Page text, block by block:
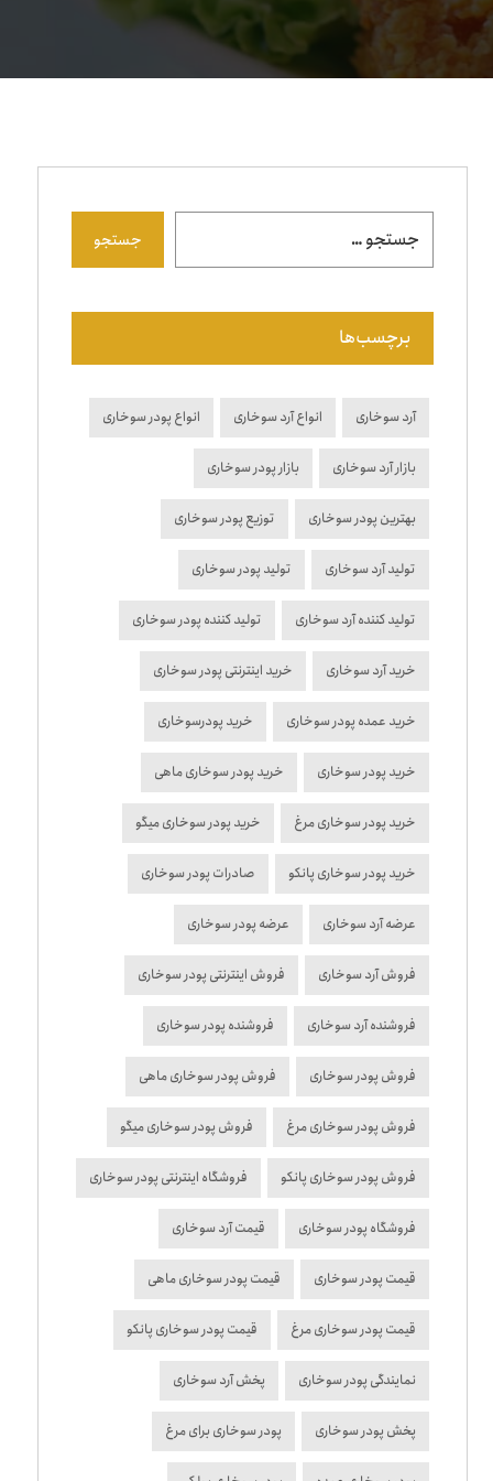
جستجو
برچسب‌ها
آرد سوخاری انواع آرد سوخاری انواع پودر سوخاری
بازار آرد سوخاری بازار پودر سوخاری
بهترین پودر سوخاری توزیع پودر سوخاری
تولید آرد سوخاری تولید پودر سوخاری
تولید کننده آرد سوخاری تولید کننده پودر سوخاری
خرید آرد سوخاری خرید اینترنتی پودر سوخاری
خرید عمده پودر سوخاری خرید پودرسوخاری
خرید پودر سوخاری خرید پودر سوخاری ماهی
خرید پودر سوخاری مرغ خرید پودر سوخاری میگو
خرید پودر سوخاری پانکو صادرات پودر سوخاری
عرضه آرد سوخاری عرضه پودر سوخاری
فروش آرد سوخاری فروش اینترنتی پودر سوخاری
فروشنده آرد سوخاری فروشنده پودر سوخاری
فروش پودر سوخاری فروش پودر سوخاری ماهی
فروش پودر سوخاری مرغ فروش پودر سوخاری میگو
فروش پودر سوخاری پانکو فروشگاه اینترنتی پودر سوخاری
فروشگاه پودر سوخاری قیمت آرد سوخاری
قیمت پودر سوخاری قیمت پودر سوخاری ماهی
قیمت پودر سوخاری مرغ قیمت پودر سوخاری پانکو
نمایندگی پودر سوخاری پخش آرد سوخاری
پخش پودر سوخاری پودر سوخاری برای مرغ